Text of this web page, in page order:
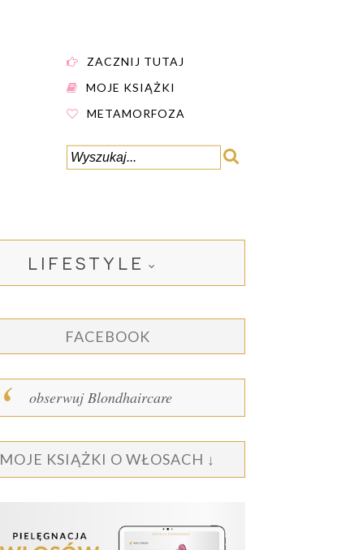
ZACZNIJ TUTAJ
MOJE KSIĄŻKI
METAMORFOZA
LIFESTYLE
FACEBOOK
obserwuj Blondhaircare
MOJE KSIĄŻKI O WŁOSACH ↓